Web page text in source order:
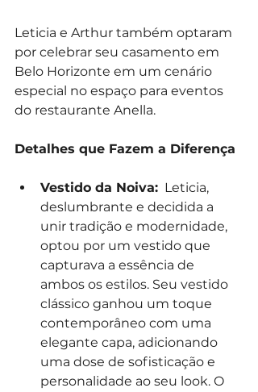
Leticia e Arthur também optaram
por celebrar seu casamento em
Belo Horizonte em um cenário
especial no espaço para eventos
do restaurante Anella.
Detalhes que Fazem a Diferença
Vestido da Noiva:
  Leticia,
deslumbrante e decidida a
unir tradição e modernidade,
optou por um vestido que
capturava a essência de
ambos os estilos. Seu vestido
clássico ganhou um toque
contemporâneo com uma
elegante capa, adicionando
uma dose de sofisticação e
personalidade ao seu look. O